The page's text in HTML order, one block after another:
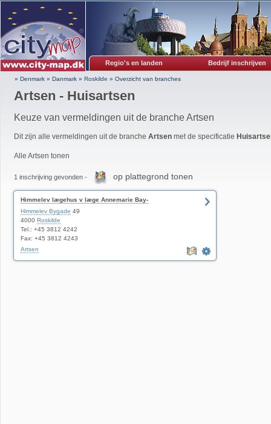
Regio's en landen Bedrijf inschrijven
» Denmark » Danmark » Roskilde » Overzicht van branches
Artsen - Huisartsen
Keuze van vermeldingen uit de branche Artsen
Dit zijn alle vermeldingen uit de branche Artsen met de specificatie
Alle Artsen tonen
1 inschrijving gevonden - op plattegrond tonen
Himmelev lægehus v læge Annemarie Bay-
Andersen
Himmelev Bygade 49
4000 Roskilde
Tel.: +45 3812 4242
Fax: +45 3812 4243
Artsen